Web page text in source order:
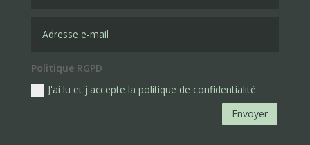
Politique RGPD
J'ai lu et j'accepte la politique de confidentialité.
Envoyer